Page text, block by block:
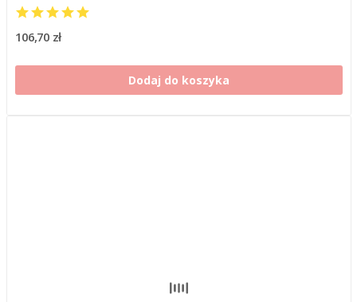
106,70 zł
Dodaj do koszyka